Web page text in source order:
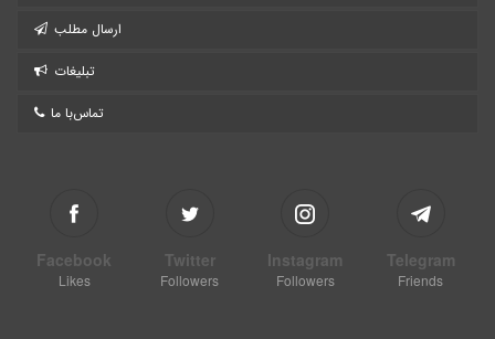
ارسال مطلب
تبلیغات
تماس‌با ما
Facebook
Likes
Twitter
Followers
Instagram
Followers
Telegram
Friends